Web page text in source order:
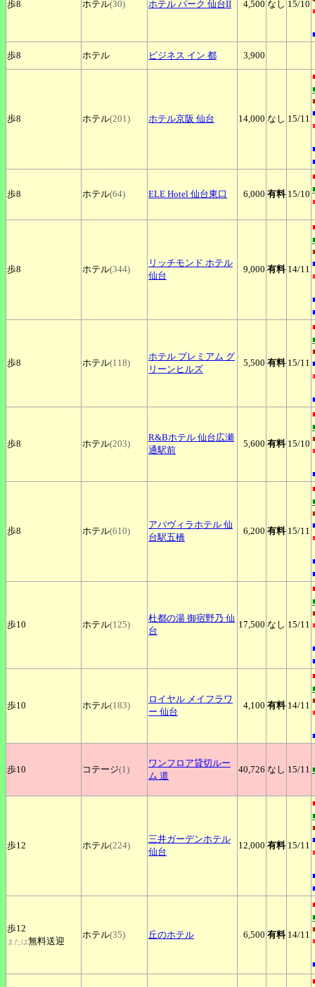
歩8 ホテル(30) ホテル パーク 仙台II 4,500 なし 15/10
歩8
ホテル ビジネス イン 都 3,900
歩8 ホテル(201) ホテル京阪 仙台 14,000 なし 15/11
歩8 ホテル(64) ELE Hotel 仙台東口 6,000 有料 15/10
歩8 ホテル(344)
リッチモンド ホテル
仙台
9,000 有料 14/11
歩8 ホテル(118)
ホテル プレミアム グ
リーンヒルズ
5,500 有料 15/11
歩8 ホテル(203)
R&Bホテル 仙台広瀬
通駅前
5,600 有料 15/10
歩8 ホテル(610)
アパヴィラホテル 仙
台駅五橋
6,200 有料 15/11
歩10 ホテル(125)
杜都の湯 御宿野乃 仙
台
17,500 なし 15/11
歩10 ホテル(183)
ロイヤル メイフラワ
ー 仙台
4,100 有料 14/11
歩10 コテージ(1)
ワンフロア貸切ルー
ム 道
40,726 なし 15/11
歩12 ホテル(224)
三井ガーデンホテル
仙台
12,000 有料 15/11
歩12
または無料送迎
ホテル(35) 丘のホテル 6,500 有料 14/11